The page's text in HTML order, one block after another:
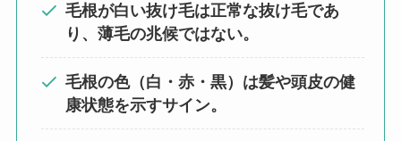
毛根が白い抜け毛は正常な抜け毛であ
り、薄毛の兆候ではない。
毛根の色（白・赤・黒）は髪や頭皮の健
康状態を示すサイン。